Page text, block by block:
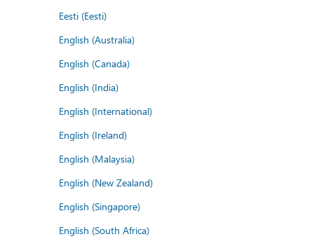
Eesti (Eesti)
English (Australia)
English (Canada)
English (India)
English (International)
English (Ireland)
English (Malaysia)
English (New Zealand)
English (Singapore)
English (South Africa)